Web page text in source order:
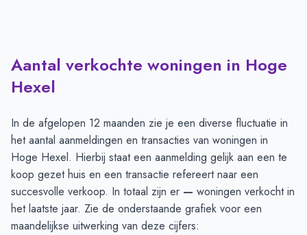
Aantal verkochte woningen in Hoge
Hexel
In de afgelopen 12 maanden zie je een diverse fluctuatie in
het aantal aanmeldingen en transacties van woningen in
Hoge Hexel. Hierbij staat een aanmelding gelijk aan een te
koop gezet huis en een transactie refereert naar een
succesvolle verkoop. In totaal zijn er — woningen verkocht in
het laatste jaar. Zie de onderstaande grafiek voor een
maandelijkse uitwerking van deze cijfers: